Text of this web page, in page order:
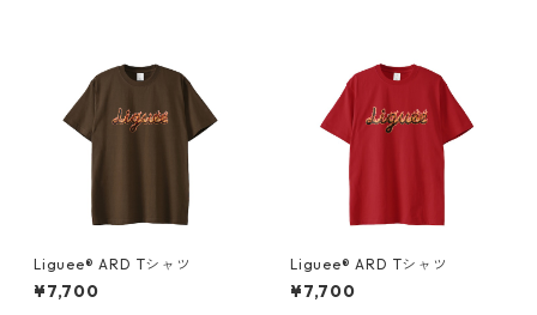
Liguee®️ ARD Tシャツ
¥7,700
Liguee®️ ARD Tシャツ
¥7,700